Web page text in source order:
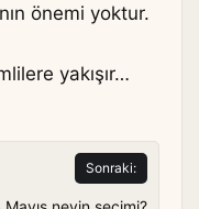
önemi yoktur.
yakışır…
Sonraki: